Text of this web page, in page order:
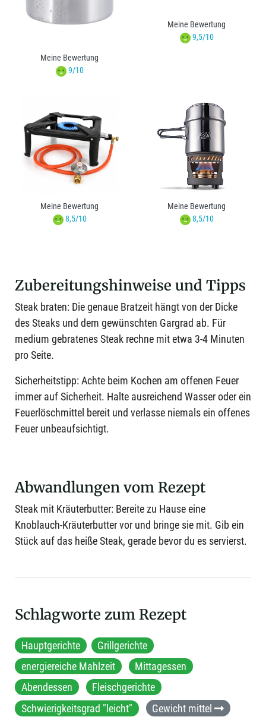
Meine Bewertung
9/10
Meine Bewertung
9,5/10
Meine Bewertung
8,5/10
Meine Bewertung
8,5/10
Zubereitungshinweise und Tipps
Steak braten: Die genaue Bratzeit hängt von der Dicke
des Steaks und dem gewünschten Gargrad ab. Für
medium gebratenes Steak rechne mit etwa 3-4 Minuten
pro Seite.
Sicherheitstipp: Achte beim Kochen am offenen Feuer
immer auf Sicherheit. Halte ausreichend Wasser oder ein
Feuerlöschmittel bereit und verlasse niemals ein offenes
Feuer unbeaufsichtigt.
Abwandlungen vom Rezept
Steak mit Kräuterbutter: Bereite zu Hause eine
Knoblauch-Kräuterbutter vor und bringe sie mit. Gib ein
Stück auf das heiße Steak, gerade bevor du es servierst.
Schlagworte zum Rezept
Hauptgerichte
Grillgerichte
energiereiche Mahlzeit
Mittagessen
Abendessen
Fleischgerichte
Schwierigkeitsgrad "leicht"
Gewicht mittel